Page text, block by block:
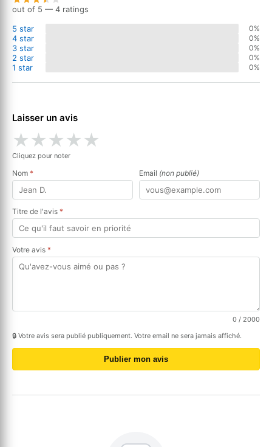
out of 5 — 4 ratings
5 star
0%
4 star 0%
3 star 0%
2 star 0%
1 star 0%
Laisser un avis
★★★★★
Cliquez pour noter
Nom * Email (non publié)
Titre de l'avis *
Votre avis *
0 / 2000
🔒 Votre avis sera publié publiquement. Votre email ne sera jamais affiché.
Publier mon avis